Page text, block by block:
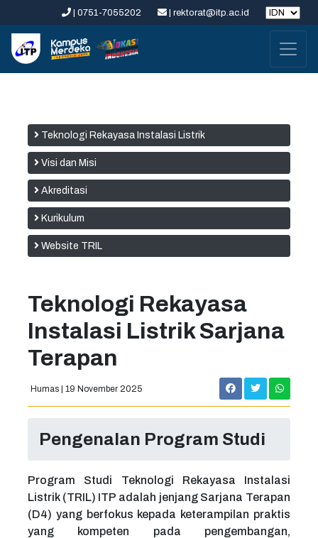
| 0751-7055202 | rektorat@itp.ac.id
Teknologi Rekayasa Instalasi Listrik
Visi dan Misi
Akreditasi
Kurikulum
Website TRIL
Teknologi Rekayasa
Instalasi Listrik Sarjana
Terapan
Humas | 19 November 2025
Pengenalan Program Studi
Program Studi Teknologi Rekayasa Instalasi
Listrik (TRIL) ITP adalah jenjang Sarjana Terapan
(D4) yang berfokus kepada keterampilan praktis
yang kompeten pada pengembangan,